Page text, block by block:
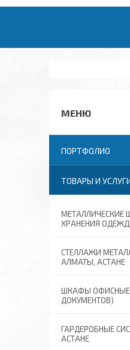
ПОРТФОЛИО
ТОВАРЫ И
МЕТАЛЛИЧЕСКИЕ
ХРАНЕНИЯ
СТЕЛЛАЖИ
АЛМАТЫ, АСТАНЕ
ШКАФЫ ОФИСНЫЕ
ДОКУМЕНТОВ)
ГАРДЕРОБНЫЕ
АСТАНЕ